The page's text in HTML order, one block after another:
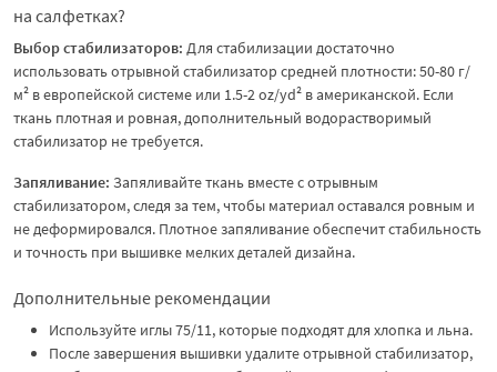
на салфетках?
Выбор стабилизаторов: Для стабилизации достаточно
использовать отрывной стабилизатор средней плотности: 50-80 г/
м² в европейской системе или 1.5-2 oz/yd² в американской. Если
ткань плотная и ровная, дополнительный водорастворимый
стабилизатор не требуется.
Запяливание: Запяливайте ткань вместе с отрывным
стабилизатором, следя за тем, чтобы материал оставался ровным и
не деформировался. Плотное запяливание обеспечит стабильность
и точность при вышивке мелких деталей дизайна.
Дополнительные рекомендации
Используйте иглы 75/11, которые подходят для хлопка и льна.
После завершения вышивки удалите отрывной стабилизатор,